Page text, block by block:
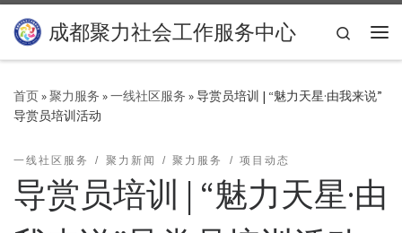
Skip to content
成都聚力社会工作服务中心
Search
首页»聚力服务 »一线社区服务 »导赏员培训 | “魅力天星·由我来说”
导赏员培训活动
一线社区服务 聚力新闻 聚力服务 项目动态
导赏员培训 | “魅力天星·由